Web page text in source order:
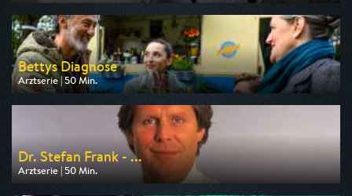
Ausgestrahlt von ZDF
am 08.08.2026, 19:25
Bettys Diagnose
Arztserie | 50 Min.
Ausgestrahlt von ZDF
am 07.08.2026, 19:25
Dr. Stefan Frank - ...
Arztserie | 50 Min.
Ausgestrahlt von RTLup